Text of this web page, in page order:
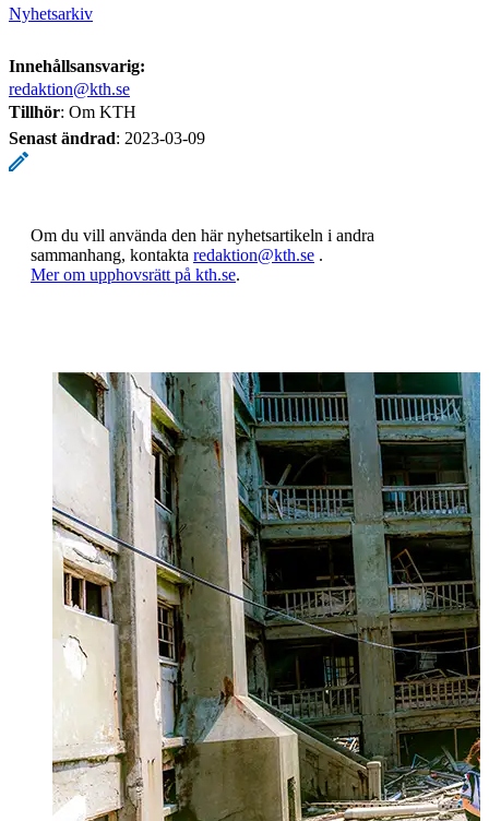
Nyhetsarkiv
Innehållsansvarig:
redaktion@kth.se
Tillhör: Om KTH
Senast ändrad: 2023-03-09
Om du vill använda den här nyhetsartikeln i andra
sammanhang, kontakta redaktion@kth.se .
​​​​​​​Mer om upphovsrätt på kth.se​​​​​​​​​​​​​​.